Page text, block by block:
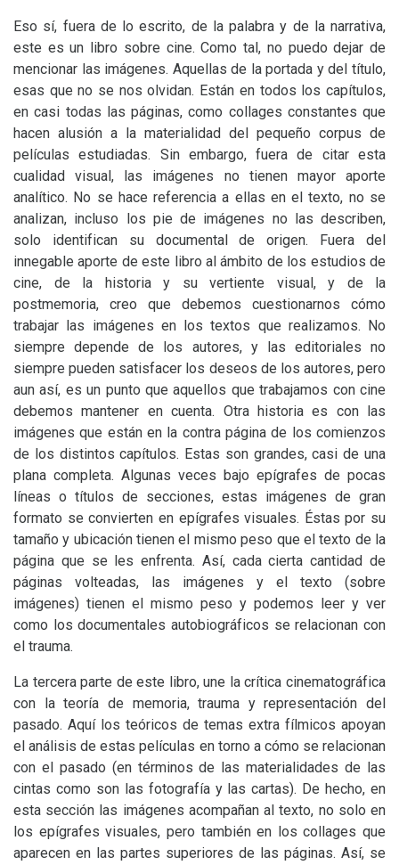
Eso sí, fuera de lo escrito, de la palabra y de la narrativa,
este es un libro sobre cine. Como tal, no puedo dejar de
mencionar las imágenes. Aquellas de la portada y del título,
esas que no se nos olvidan. Están en todos los capítulos,
en casi todas las páginas, como collages constantes que
hacen alusión a la materialidad del pequeño corpus de
películas estudiadas. Sin embargo, fuera de citar esta
cualidad visual, las imágenes no tienen mayor aporte
analítico. No se hace referencia a ellas en el texto, no se
analizan, incluso los pie de imágenes no las describen,
solo identifican su documental de origen. Fuera del
innegable aporte de este libro al ámbito de los estudios de
cine, de la historia y su vertiente visual, y de la
postmemoria, creo que debemos cuestionarnos cómo
trabajar las imágenes en los textos que realizamos. No
siempre depende de los autores, y las editoriales no
siempre pueden satisfacer los deseos de los autores, pero
aun así, es un punto que aquellos que trabajamos con cine
debemos mantener en cuenta. Otra historia es con las
imágenes que están en la contra página de los comienzos
de los distintos capítulos. Estas son grandes, casi de una
plana completa. Algunas veces bajo epígrafes de pocas
líneas o títulos de secciones, estas imágenes de gran
formato se convierten en epígrafes visuales. Éstas por su
tamaño y ubicación tienen el mismo peso que el texto de la
página que se les enfrenta. Así, cada cierta cantidad de
páginas volteadas, las imágenes y el texto (sobre
imágenes) tienen el mismo peso y podemos leer y ver
como los documentales autobiográficos se relacionan con
el trauma.
La tercera parte de este libro, une la crítica cinematográfica
con la teoría de memoria, trauma y representación del
pasado. Aquí los teóricos de temas extra fílmicos apoyan
el análisis de estas películas en torno a cómo se relacionan
con el pasado (en términos de las materialidades de las
cintas como son las fotografía y las cartas). De hecho, en
esta sección las imágenes acompañan al texto, no solo en
los epígrafes visuales, pero también en los collages que
aparecen en las partes superiores de las páginas. Así, se